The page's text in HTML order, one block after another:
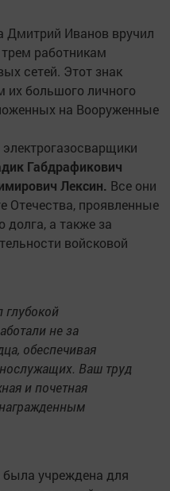
Дмитрий Иванов вручил
работникам
сетей. Этот знак
их большого личного
на Вооруженные
Габдрафикович
Лексин. Все они
Отечества, проявленные
долга, а также за
войсковой
не за
обеспечивая
Ваш труд
и почетная
учреждена для